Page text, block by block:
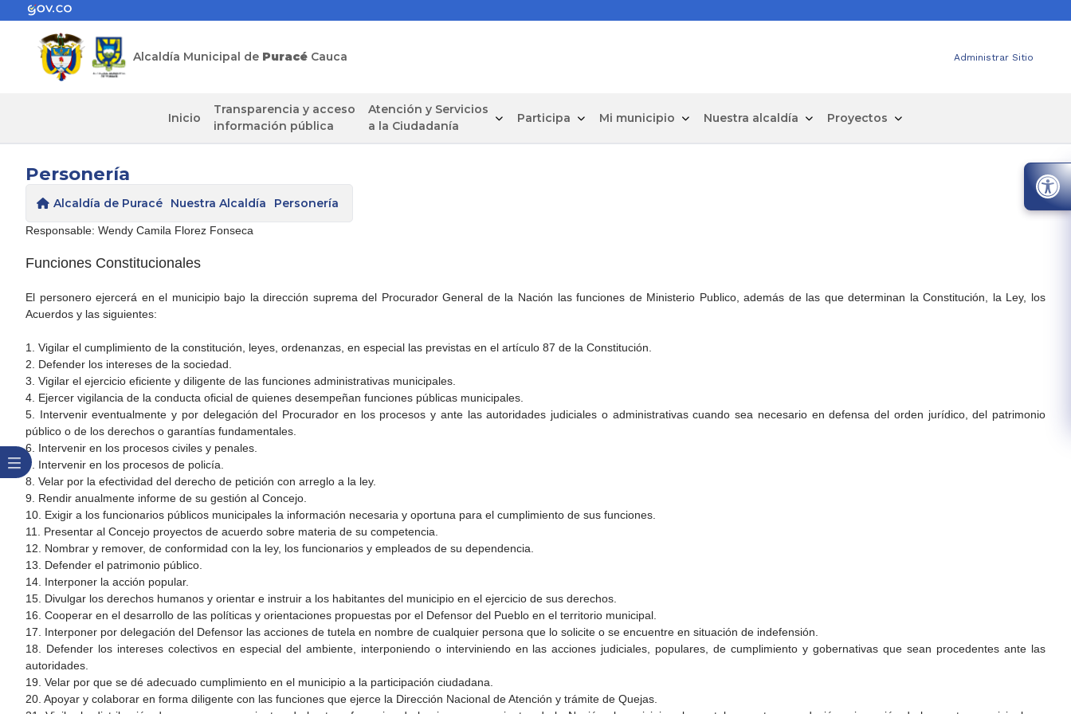
Alcaldía Municipal de Puracé Cauca Administrar Sitio
Inicio
Transparencia y acceso
información pública
Atención y Servicios
a la Ciudadanía
Participa Mi municipio Nuestra alcaldía Proyectos
Personería
Alcaldía de Puracé Nuestra Alcaldía Personería
Responsable: Wendy Camila Florez Fonseca
Funciones Constitucionales
El personero ejercerá en el municipio bajo la dirección suprema del Procurador General de la Nación las funciones de Ministerio Publico, además de las que determinan la Constitución, la Ley, los
Acuerdos y las siguientes:
1. Vigilar el cumplimiento de la constitución, leyes, ordenanzas, en especial las previstas en el artículo 87 de la Constitución.
2. Defender los intereses de la sociedad.
3. Vigilar el ejercicio eficiente y diligente de las funciones administrativas municipales.
4. Ejercer vigilancia de la conducta oficial de quienes desempeñan funciones públicas municipales.
5. Intervenir eventualmente y por delegación del Procurador en los procesos y ante las autoridades judiciales o administrativas cuando sea necesario en defensa del orden jurídico, del patrimonio
público o de los derechos o garantías fundamentales.
6. Intervenir en los procesos civiles y penales.
7. Intervenir en los procesos de policía.
8. Velar por la efectividad del derecho de petición con arreglo a la ley.
9. Rendir anualmente informe de su gestión al Concejo.
10. Exigir a los funcionarios públicos municipales la información necesaria y oportuna para el cumplimiento de sus funciones.
11. Presentar al Concejo proyectos de acuerdo sobre materia de su competencia.
12. Nombrar y remover, de conformidad con la ley, los funcionarios y empleados de su dependencia.
13. Defender el patrimonio público.
14. Interponer la acción popular.
15. Divulgar los derechos humanos y orientar e instruir a los habitantes del municipio en el ejercicio de sus derechos.
16. Cooperar en el desarrollo de las políticas y orientaciones propuestas por el Defensor del Pueblo en el territorio municipal.
17. Interponer por delegación del Defensor las acciones de tutela en nombre de cualquier persona que lo solicite o se encuentre en situación de indefensión.
18. Defender los intereses colectivos en especial del ambiente, interponiendo o interviniendo en las acciones judiciales, populares, de cumplimiento y gobernativas que sean procedentes ante las
autoridades.
19. Velar por que se dé adecuado cumplimiento en el municipio a la participación ciudadana.
20. Apoyar y colaborar en forma diligente con las funciones que ejerce la Dirección Nacional de Atención y trámite de Quejas.